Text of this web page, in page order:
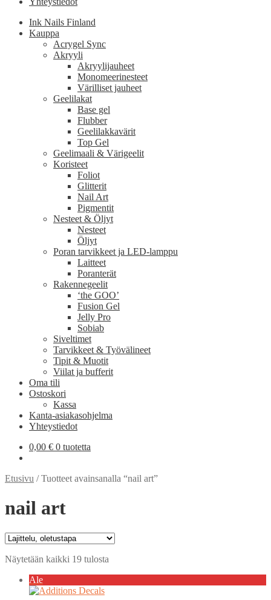
Ink Nails Finland
Kauppa
Acrygel Sync
Akryyli
Akryylijauheet
Monomeerinesteet
Värilliset jauheet
Geelilakat
Base gel
Flubber
Geelilakkavärit
Top Gel
Geelimaali & Värigeelit
Koristeet
Foliot
Glitterit
Nail Art
Pigmentit
Nesteet & Öljyt
Nesteet
Öljyt
Poran tarvikkeet ja LED-lamppu
Laitteet
Poranterät
Rakennegeelit
‘the GOO’
Fusion Gel
Jelly Pro
Sobiab
Siveltimet
Tarvikkeet & Työvälineet
Tipit & Muotit
Viilat ja bufferit
Oma tili
Ostoskori
Kassa
Kanta-asiakasohjelma
Yhteystiedot
0,00 € 0 tuotetta
Etusivu /Tuotteet avainsanalla “nail art”
nail art
Näytetään kaikki 19 tulosta
Ale